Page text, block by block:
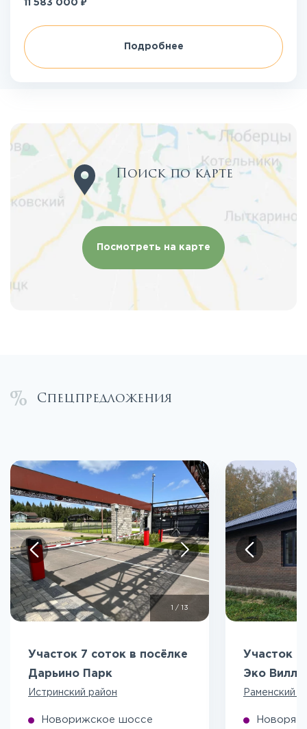
11 583 000
Подробнее
Поиск по карте
Посмотреть на карте
Спецпредложения
/ 13
Участок 7 соток в посёлке
Дарьино Парк
Истринский район
Новорижское шоссе
Участок 5
Эко
Раменский